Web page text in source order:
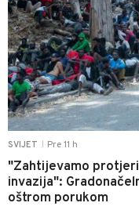
SVIJET Pre 11 h
"Zahtijevamo
invazija":
oštrom porukom